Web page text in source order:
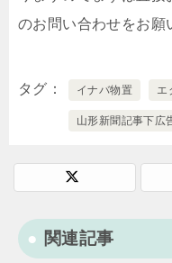
のお問い合わせをお願
タグ イナバ物置 エ
山形新聞記事下広
関連記事